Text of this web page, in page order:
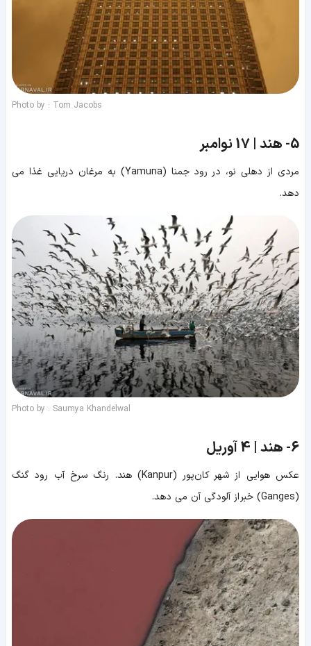
Photo by : Tom Jacobs
5- هند | 17 نوامبر
مردی از دهلی نو، در رود جمنا (Yamuna) به مرغان دریایی غذا می
دهد.
Photo by : Saumya Khandelwal
6- هند | 4 آوریل
عکس هوایی از شهر کان‌پور (Kanpur) هند. رنگ سرخ آب رود گنگ
(Ganges) خبر از آلودگی آن می دهد.